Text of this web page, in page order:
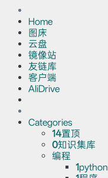
Home
图床
云盘
镜像站
友链库
客户端
AliDrive
Categories
14置顶
0知识集库
编程
1python